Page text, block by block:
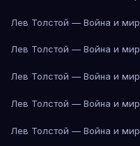
Лев Толстой — Война и мир
Лев Толстой — Война и мир
Лев Толстой — Война и мир
Лев Толстой — Война и мир
Лев Толстой — Война и мир